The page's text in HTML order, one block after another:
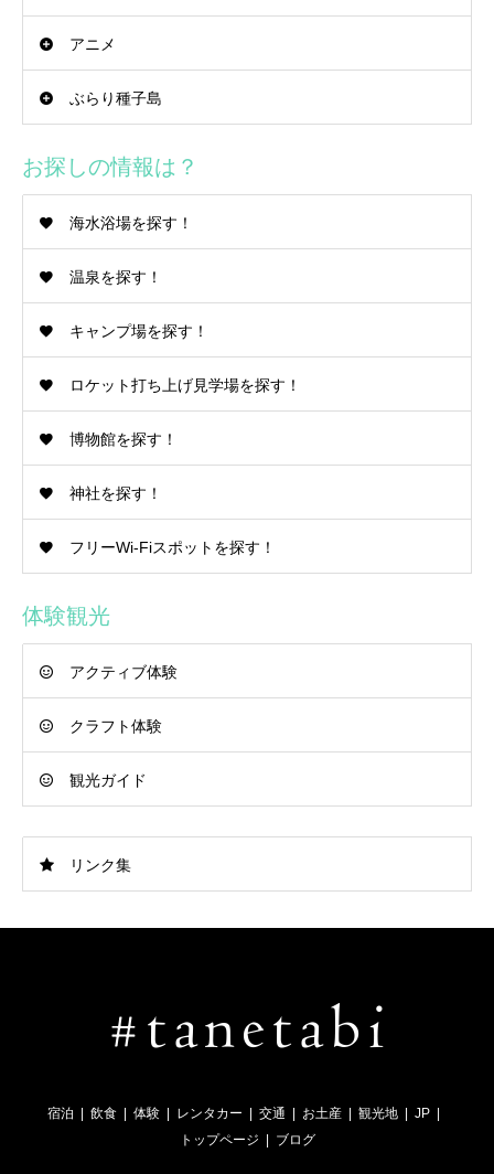
アニメ
ぶらり種子島
お探しの情報は？
海水浴場を探す！
温泉を探す！
キャンプ場を探す！
ロケット打ち上げ見学場を探す！
博物館を探す！
神社を探す！
フリーWi-Fiスポットを探す！
体験観光
アクティブ体験
クラフト体験
観光ガイド
リンク集
宿泊 飲食 体験 レンタカー 交通 お土産 観光地
JP
トップページ
ブログ